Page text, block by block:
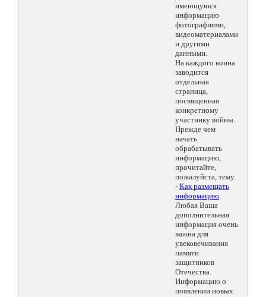
имеющуюся
информацию
фотографиями,
видеоматериалами
и другими
данными.
На каждого воина
заводится
отдельная
страница,
посвященная
конкретному
участнику войны.
Прежде чем
начать
обрабатывать
информацию,
прочитайте,
пожалуйста, тему
- Как размещать
информацию.
Любая Ваша
дополнительная
информация очень
важна для
увековечивания
памяти
защитников
Отечества.
Информацию о
появлении новых